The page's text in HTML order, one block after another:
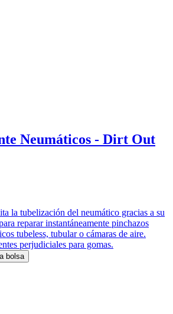
Neumáticos - Dirt Out
la tubelización del neumático gracias a su
reparar instantáneamente pinchazos
tubeless, tubular o cámaras de aire.
perjudiciales para gomas.
bolsa